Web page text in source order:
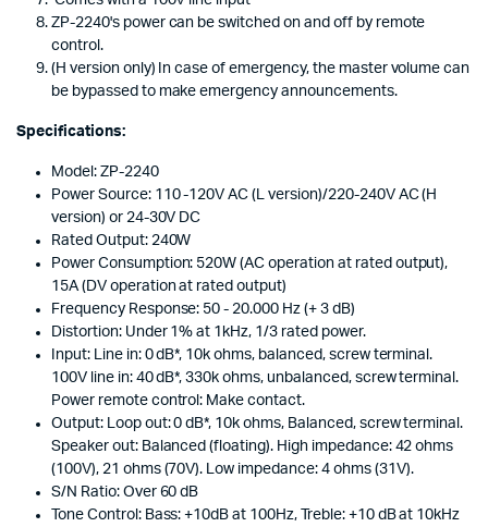
ZP-2240's power can be switched on and off by remote
control.
(H version only) In case of emergency, the master volume can
be bypassed to make emergency announcements.
Specifications:
Model: ZP-2240
Power Source: 110 -120V AC (L version)/220-240V AC (H
version) or 24-30V DC
Rated Output: 240W
Power Consumption: 520W (AC operation at rated output),
15A (DV operation at rated output)
Frequency Response: 50 - 20.000 Hz (+ 3 dB)
Distortion: Under 1% at 1kHz, 1/3 rated power.
Input: Line in: 0 dB*, 10k ohms, balanced, screw terminal.
100V line in: 40 dB*, 330k ohms, unbalanced, screw terminal.
Power remote control: Make contact.
Output: Loop out: 0 dB*, 10k ohms, Balanced, screw terminal.
Speaker out: Balanced (floating). High impedance: 42 ohms
(100V), 21 ohms (70V). Low impedance: 4 ohms (31V).
S/N Ratio: Over 60 dB
Tone Control: Bass: +10dB at 100Hz, Treble: +10 dB at 10kHz